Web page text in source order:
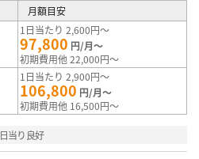
月額目安
1日当たり 2,600円～
97,800 円/月～
初期費用他 22,000円～
1日当たり 2,900円～
106,800 円/月～
初期費用他 16,500円～
日当り良好